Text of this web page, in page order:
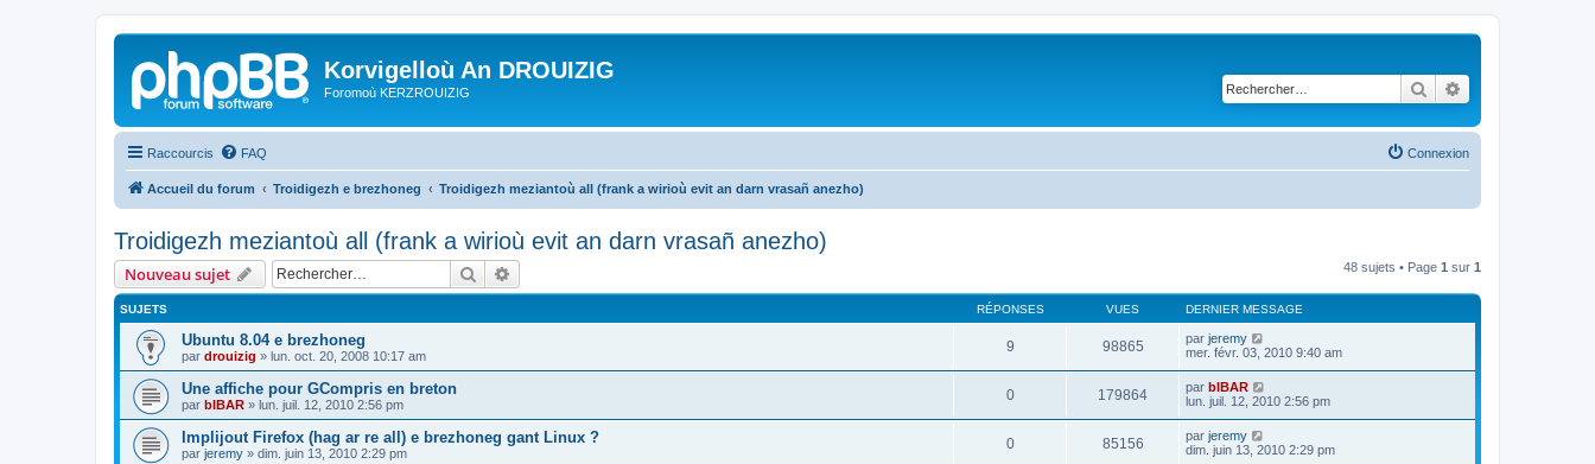
Korvigelloù An DROUIZIG
Foromoù KERZROUIZIG Rechercher
Raccourcis FAQ Connexion
Accueil du forum Troidigezh e brezhoneg Troidigezh meziantoù all (frank a wirioù evit an darn vrasañ anezho)
Troidigezh meziantoù all (frank a wirioù evit an darn vrasañ anezho)
Nouveau sujet Rechercher 48 sujets • Page 1 sur 1
SUJETS RÉPONSES VUES DERNIER MESSAGE
Ubuntu 8.04 e brezhoneg
par drouizig » lun. oct. 20, 2008 10:17 am
9 98865 par jeremy
mer. févr. 03, 2010 9:40 am
Une affiche pour GCompris en breton
par bIBAR » lun. juil. 12, 2010 2:56 pm
0 179864 par bIBAR
lun. juil. 12, 2010 2:56 pm
Implijout Firefox (hag ar re all) e brezhoneg gant Linux ?
par jeremy » dim. juin 13, 2010 2:29 pm
0 85156 par jeremy
dim. juin 13, 2010 2:29 pm